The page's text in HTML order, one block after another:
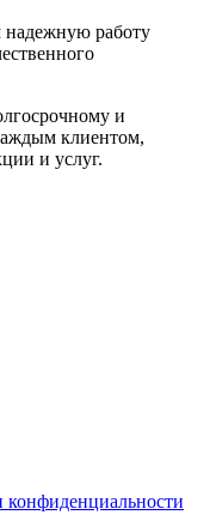
работу
и
клиентом,
и услуг.